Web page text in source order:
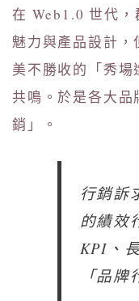
在 Web1.0 世代
魅力與產品設計
美不勝收的「秀
共鳴。於是各大品
銷」。
行銷訴
的績效
KPI、
「品牌